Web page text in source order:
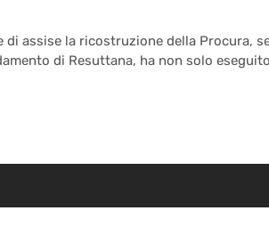
assise la ricostruzione della Procura,
di Resuttana, ha non solo